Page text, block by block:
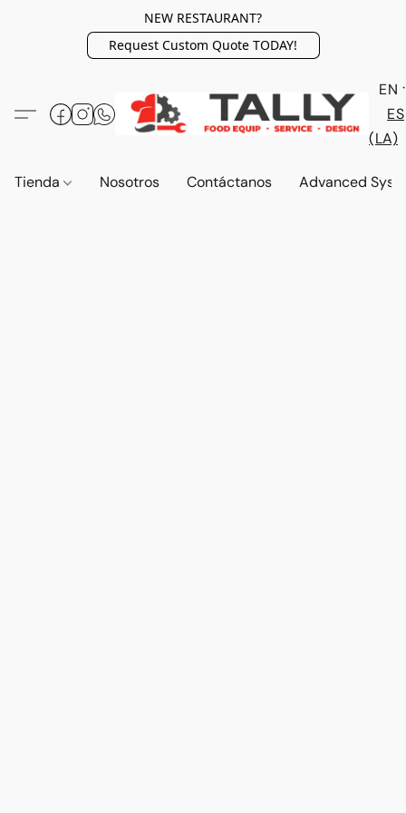
NEW RESTAURANT?
Request Custom Quote TODAY!
EN
ES
(LA)
Tienda Nosotros Contáctanos Advanced